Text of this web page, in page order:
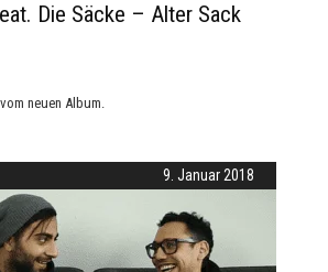
Die Säcke – Alter Sack
neuen Album.
9. Januar 2018